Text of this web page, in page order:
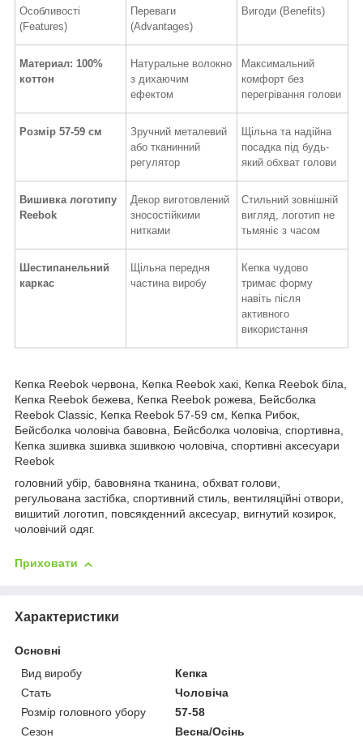
Особливості
(Features)
Переваги
(Advantages)
Вигоди (Benefits)
Материал: 100%
коттон
Натуральне волокно
з дихаючим
ефектом
Максимальний
комфорт без
перегрівання голови
Розмір 57-59 см
Зручний металевий
або тканинний
регулятор
Щільна та надійна
посадка під будь-
який обхват голови
Вишивка логотипу
Reebok
Декор виготовлений
зносостійкими
нитками
Стильний зовнішній
вигляд, логотип не
тьмяніє з часом
Шестипанельний
каркас
Щільна передня
частина виробу
Кепка чудово
тримає форму
навіть після
активного
використання
Кепка Reebok червона, Кепка Reebok хакі, Кепка Reebok біла,
Кепка Reebok бежева, Кепка Reebok рожева, Бейсболка
Reebok Classic, Кепка Reebok 57-59 см, Кепка Рибок,
Бейсболка чоловіча бавовна, Бейсболка чоловіча, спортивна,
Кепка зшивка зшивка зшивкою чоловіча, спортивні аксесуари
Reebok
головний убір, бавовняна тканина, обхват голови,
регульована застібка, спортивний стиль, вентиляційні отвори,
вишитий логотип, повсякденний аксесуар, вигнутий козирок,
чоловічий одяг.
Приховати
Характеристики
Основні
Вид виробу
Кепка
Стать
Чоловіча
Розмір головного убору
57-58
Сезон
Весна/Осінь